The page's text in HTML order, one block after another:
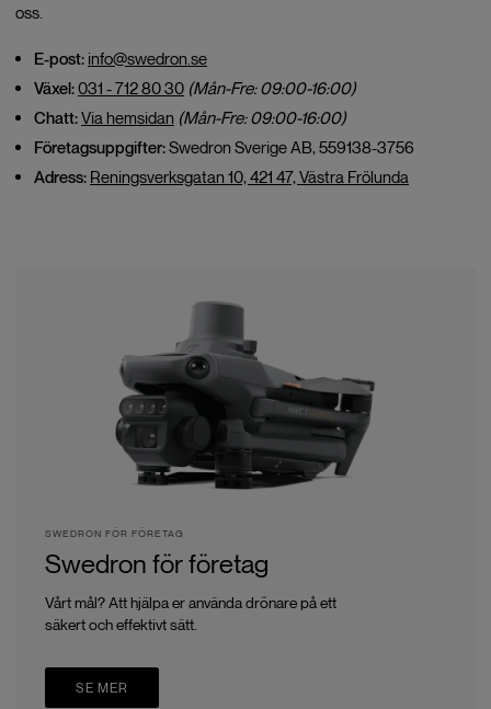
oss.
E-post: info@swedron.se
Växel:031 - 712 80 30 (Mån-Fre: 09:00-16:00)
Chatt:Via hemsidan (Mån-Fre: 09:00-16:00)
Företagsuppgifter:Swedron Sverige AB, 559138-3756
Adress: Reningsverksgatan 10, 421 47, Västra Frölunda
SWEDRON FÖR FÖRETAG
Swedron för företag
Vårt mål? Att hjälpa er använda drönare på ett
säkert och effektivt sätt.
SE MER